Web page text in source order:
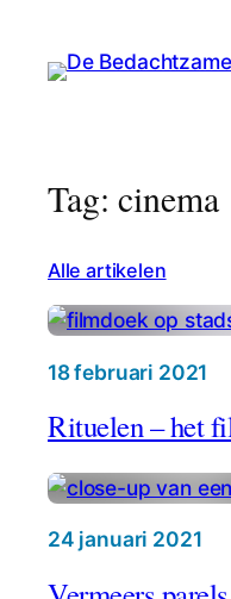
Tag: cinema
Alle artikelen
18 februari 2021
Rituelen – het
24 januari 2021